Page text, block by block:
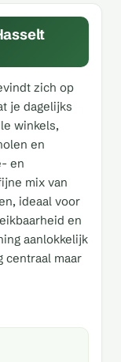
zich op
je dagelijks
winkels,
en
en
mix van
ideaal voor
en
aanlokkelijk
centraal maar